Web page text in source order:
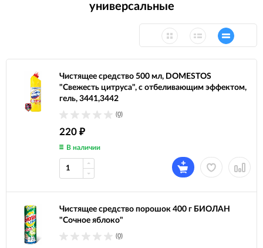
универсальные
Чистящее средство 500 мл, DOMESTOS
"Свежесть цитруса", с отбеливающим эффектом,
гель, 3441,3442
(0)
220 ₽
В наличии
Чистящее средство порошок 400 г БИОЛАН
"Сочное яблоко"
(0)